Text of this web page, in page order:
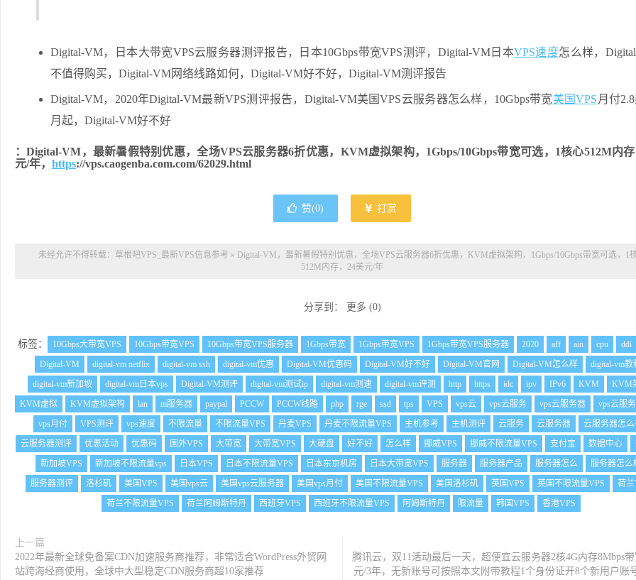
Digital-VM，日本大带宽VPS云服务器测评报告，日本10Gbps带宽VPS测评，Digital-VM日本VPS速度怎么样，
不值得购买，Digital-VM网络线路如何，Digital-VM好不好，Digital-VM测评报告
Digital-VM，2020年Digital-VM最新VPS测评报告，Digital-VM美国VPS云服务器怎么样，10Gbps带宽美国VPS 月付
月起，Digital-VM好不好
：Digital-VM，最新暑假特别优惠，全场VPS云服务器6折优惠，KVM虚拟架构，1Gbps/10Gbps带宽可选，1核心512M内
元/年， https://vps.caogenba.com.com/62029.html
赞(0) 打赏
未经允许不得转载： 草根吧VPS_最新VPS信息参考 » Digital-VM，最新暑假特别优惠，全场VPS云服务器6折优惠，KVM虚拟架构，1Gbps/10Gbps带宽可选，1
512M内存，24美元/年
分享到： 更多 (0)
标签： 10Gbps大带宽VPS 10Gbps带宽VPS 10Gbps带宽VPS服务器 1Gbps带宽 1Gbps带宽VPS 1Gbps带宽VPS服务器 2020 aff ain cpu
ddi
Digital-VM
digital-vm netflix digital-vm ssh digital-vm优惠 Digital-VM优惠码 Digital-VM好不好 Digital-VM官网 Digital-VM怎么样
digital-vm教
digital-vm新加坡
digital-vm日本vps Digital-VM测评 digital-vm测试ip digital-vm测速 digital-vm评测 http https idc ipv IPv6 KVM
KVM
KVM虚拟
KVM虚拟架构 lan m服务器 paypal PCCW PCCW线路 php rge ssd tps VPS vps云 vps云服务 vps云服务器
vps云服
vps月付
VPS测评 vps速度 不限流量 不限流量VPS 丹麦VPS 丹麦不限流量VPS 主机参考 主机测评 云服务 云服务器
云服务器怎
云服务器测评
优惠活动 优惠码 国外VPS 大带宽 大带宽VPS 大硬盘 好不好 怎么样 挪威VPS 挪威不限流量VPS 支付宝 数据中心
新加坡VPS
新加坡不限流量vps 日本VPS 日本不限流量VPS 日本东京机房 日本大带宽VPS 服务器 服务器产品 服务器怎么
服务器怎么
服务器测评
洛杉矶 美国VPS 美国vps云 美国vps云服务器 美国vps月付 美国不限流量VPS 美国洛杉矶 英国VPS 英国不限流量VPS
荷兰
荷兰不限流量VPS
荷兰阿姆斯特丹 西班牙VPS 西班牙不限流量VPS 阿姆斯特丹 限流量 韩国VPS 香港VPS
上一篇
2022年最新全球免备案CDN加速服务商推荐，非常适合WordPress外贸网
站跨海经商使用，全球中大型稳定CDN服务商超10家推荐
腾讯云，双11活动最后一天，超便宜云服务器2核4G内存8Mbps
元/3年，无新账号可按照本文附带教程1个身份证开8个新用户账